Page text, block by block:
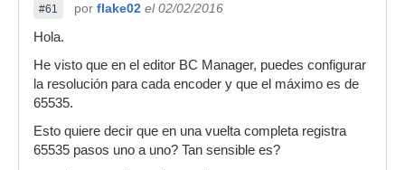
#61 por flake02 el 02/02/2016
Hola.
He visto que en el editor BC Manager, puedes configurar
la resolución para cada encoder y que el máximo es de
65535.
Esto quiere decir que en una vuelta completa registra
65535 pasos uno a uno? Tan sensible es?